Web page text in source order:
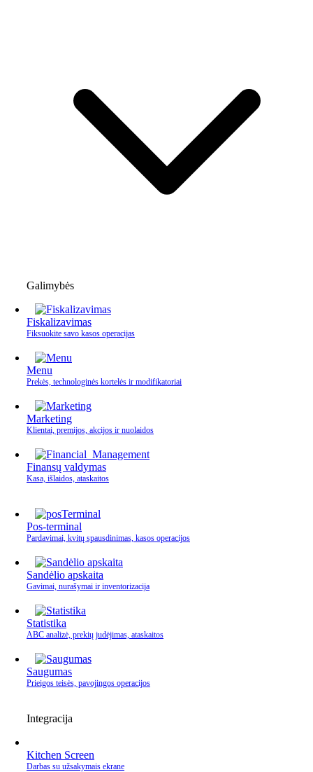
Galimybės
Fiskalizavimas
Fiksuokite savo kasos operacijas
Menu
Prekės, technologinės kortelės ir modifikatoriai
Marketing
Klientai, premijos, akcijos ir nuolaidos
Finansų valdymas
Kasa, išlaidos, ataskaitos
Pos-terminal
Pardavimai, kvitų spausdinimas, kasos operacijos
Sandėlio apskaita
Gavimai, nurašymai ir inventorizacija
Statistika
ABC analizė, prekių judėjimas, ataskaitos
Saugumas
Prieigos teisės, pavojingos operacijos
Integracija
Kitchen Screen
Darbas su užsakymais ekrane